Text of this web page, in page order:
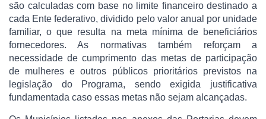
são calculadas com base no limite financeiro destinado a
cada Ente federativo, dividido pelo valor anual por unidade
familiar, o que resulta na meta mínima de beneficiários
fornecedores. As normativas também reforçam a
necessidade de cumprimento das metas de participação
de mulheres e outros públicos prioritários previstos na
legislação do Programa, sendo exigida justificativa
fundamentada caso essas metas não sejam alcançadas.